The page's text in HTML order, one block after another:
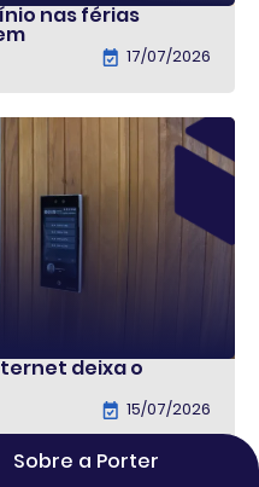
nas férias
17/07/2026
deixa o
15/07/2026
Sobre a Porter